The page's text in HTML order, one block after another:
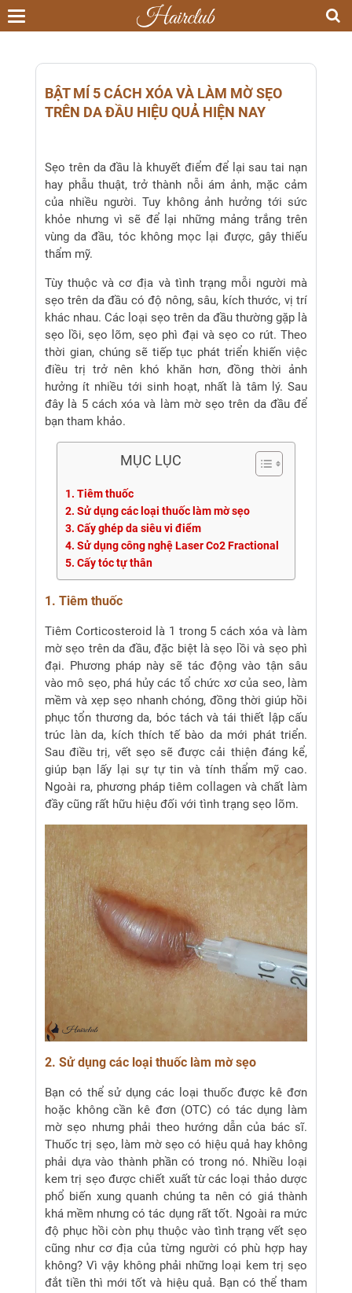
Toggle
navigation
BẬT MÍ 5 CÁCH XÓA VÀ LÀM MỜ SẸO
TRÊN DA ĐẦU HIỆU QUẢ HIỆN NAY
Sẹo trên da đầu là khuyết điểm để lại sau tai nạn
hay phẫu thuật, trở thành nỗi ám ảnh, mặc cảm
của nhiều người. Tuy không ảnh hưởng tới sức
khỏe nhưng vì sẽ để lại những mảng trắng trên
vùng da đầu, tóc không mọc lại được, gây thiếu
thẩm mỹ.
Tùy thuộc và cơ địa và tình trạng mỗi người mà
sẹo trên da đầu có độ nông, sâu, kích thước, vị trí
khác nhau. Các loại sẹo trên da đầu thường gặp là
sẹo lồi, sẹo lõm, sẹo phì đại và sẹo co rút. Theo
thời gian, chúng sẽ tiếp tục phát triển khiến việc
điều trị trở nên khó khăn hơn, đồng thời ảnh
hưởng ít nhiều tới sinh hoạt, nhất là tâm lý. Sau
đây là 5 cách xóa và làm mờ sẹo trên da đầu để
bạn tham khảo.
MỤC LỤC
1. Tiêm thuốc
2. Sử dụng các loại thuốc làm mờ sẹo
3. Cấy ghép da siêu vi điểm
4. Sử dụng công nghệ Laser Co2 Fractional
5. Cấy tóc tự thân
1. Tiêm thuốc
Tiêm Corticosteroid là 1 trong 5 cách xóa và làm
mờ sẹo trên da đầu, đặc biệt là sẹo lồi và sẹo phì
đại. Phương pháp này sẽ tác động vào tận sâu
vào mô sẹo, phá hủy các tổ chức xơ của seo, làm
mềm và xẹp sẹo nhanh chóng, đồng thời giúp hồi
phục tổn thương da, bóc tách và tái thiết lập cấu
trúc làn da, kích thích tế bào da mới phát triển.
Sau điều trị, vết sẹo sẽ được cải thiện đáng kể,
giúp bạn lấy lại sự tự tin và tính thẩm mỹ cao.
Ngoài ra, phương pháp tiêm collagen và chất làm
đầy cũng rất hữu hiệu đối với tình trạng sẹo lõm.
2. Sử dụng các loại thuốc làm mờ sẹo
Bạn có thể sử dụng các loại thuốc được kê đơn
hoặc không cần kê đơn (OTC) có tác dụng làm
mờ sẹo nhưng phải theo hướng dẫn của bác sĩ.
Thuốc trị sẹo, làm mờ sẹo có hiệu quả hay không
phải dựa vào thành phần có trong nó. Nhiều loại
kem trị sẹo được chiết xuất từ các loại thảo dược
phổ biến xung quanh chúng ta nên có giá thành
khá mềm nhưng có tác dụng rất tốt. Ngoài ra mức
độ phục hồi còn phụ thuộc vào tình trạng vết sẹo
cũng như cơ địa của từng người có phù hợp hay
không? Vì vậy không phải những loại kem trị sẹo
đắt tiền thì mới tốt và hiệu quả. Bạn có thể tham